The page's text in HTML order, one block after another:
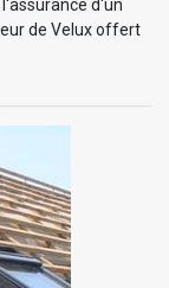
d'un
de Velux offert